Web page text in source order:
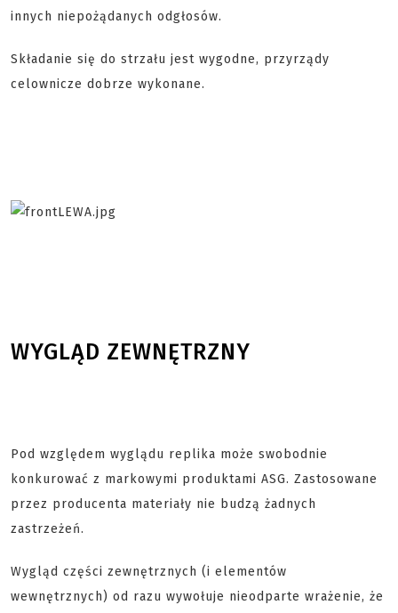
innych niepożądanych odgłosów.
Składanie się do strzału jest wygodne, przyrządy
celownicze dobrze wykonane.
WYGLĄD ZEWNĘTRZNY
Pod względem wyglądu replika może swobodnie
konkurować z markowymi produktami ASG. Zastosowane
przez producenta materiały nie budzą żadnych
zastrzeżeń.
Wygląd części zewnętrznych (i elementów
wewnętrznych) od razu wywołuje nieodparte wrażenie, że